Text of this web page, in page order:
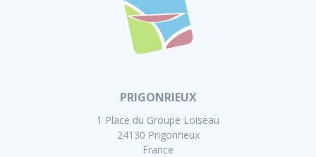
PRIGONRIEUX
1 Place du Groupe Loiseau
24130 Prigonrieux
France